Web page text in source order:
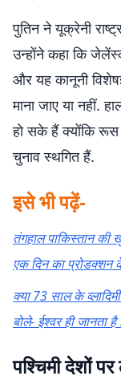
पुतिन ने यूक्रेनी
उन्होंने कहा कि
और यह कानूनी
माना जाए या नहीं.
हो सके हैं क्योंकि
चुनाव स्थगित हैं.
इसे भी पढ़ें-
तंगहाल पाकिस्तान की
एक दिन का प्रोडक्शन
क्या 73 साल के
बोले- ईश्वर ही जानता
पश्चिमी देशों